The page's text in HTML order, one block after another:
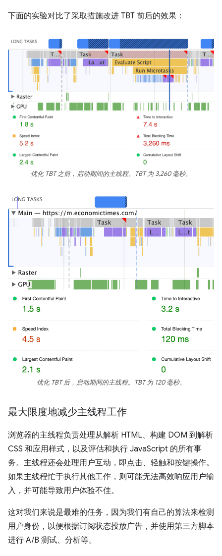
下面的实验对比了采取措施改进 TBT 前后的效果：
优化 TBT 之前，启动期间的主线程。TBT 为 3,260 毫秒。
优化 TBT 后，启动期间的主线程。TBT 为 120 毫秒。
最大限度地减少主线程工作
浏览器的主线程负责处理从解析 HTML、构建 DOM 到解析
CSS 和应用样式，以及评估和执行 JavaScript 的所有事
务。主线程还会处理用户互动，即点击、轻触和按键操作。
如果主线程忙于执行其他工作，则可能无法高效响应用户输
入，并可能导致用户体验不佳。
这对我们来说是最难的任务，因为我们有自己的算法来检测
用户身份，以便根据订阅状态投放广告，并使用第三方脚本
进行 A/B 测试、分析等。